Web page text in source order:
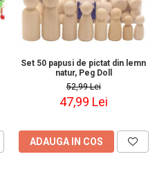
Set 50 papusi de pictat din lemn
natur, Peg Doll
52,99 Lei
47,99 Lei
ADAUGA IN COS